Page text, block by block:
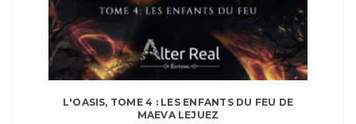
L'OASIS, TOME 4 : LES ENFANTS DU FEU DE
MAEVA LEJUEZ